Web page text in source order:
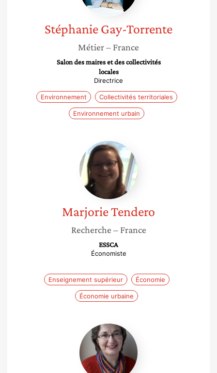
StéphanieGay-Torrente
Métier– France
Salon des maires et des collectivités
locales
Directrice
Environnement Collectivités territoriales
Environnement urbain
Marjorie
Tendero
MarjorieTendero
Recherche – France
ESSCA
Économiste
Enseignement supérieur Économie
Économie urbaine
Marie-
Dominique
de
Suremain